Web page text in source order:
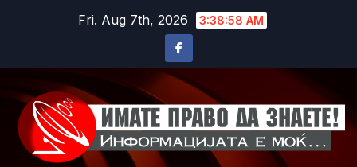
Fri. Aug 7th, 2026 3:39:00 AM